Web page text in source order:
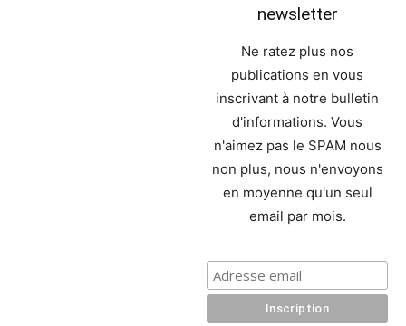
newsletter
Ne ratez plus nos
publications en vous
inscrivant à notre bulletin
d'informations. Vous
n'aimez pas le SPAM nous
non plus, nous n'envoyons
en moyenne qu'un seul
email par mois.